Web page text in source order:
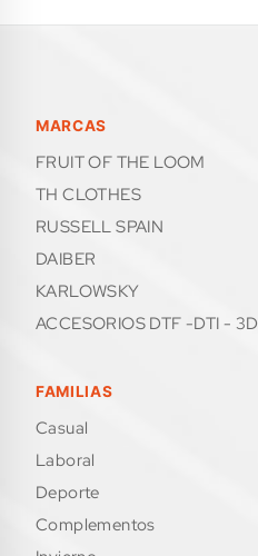
MARCAS
FRUIT OF THE LOOM
TH CLOTHES
RUSSELL SPAIN
DAIBER
KARLOWSKY
ACCESORIOS DTF -DTI - 3D
FAMILIAS
casual
laboral
deporte
complementos